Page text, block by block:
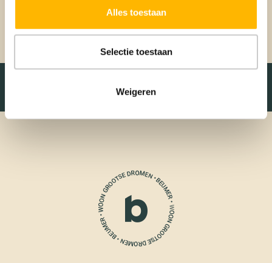
Alles toestaan
Selectie toestaan
Weigeren
manier energie besparen in de winter. Dit is niet alleen goed